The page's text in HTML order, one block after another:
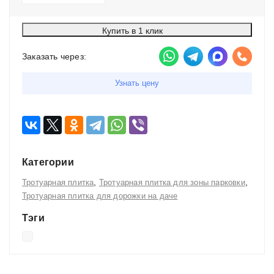
Купить в 1 клик
Заказать через:
Узнать цену
Категории
Тротуарная плитка Тротуарная плитка для зоны парковки,
Тротуарная плитка для дорожки на даче
Тэги